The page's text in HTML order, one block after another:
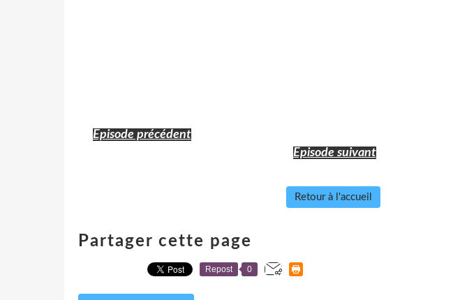
Episode précédent
Episode suivant
Retour à l'accueil
Partager cette page
Repost 0